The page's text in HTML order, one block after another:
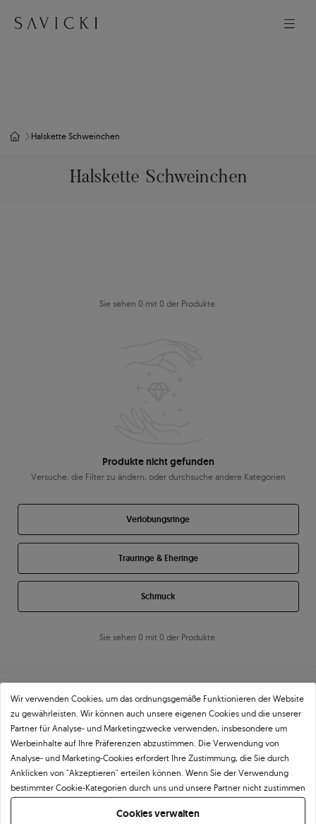
Halskette Schweinchen
Halskette Schweinchen
Sie sehen 0 mit 0 der Produkte.
Produkte nicht gefunden
Versuche, die Filter zu ändern, oder durchsuche andere Kategorien
Verlobungsringe
Trauringe & Eheringe
Schmuck
Sie sehen 0 mit 0 der Produkte.
Über11 4845★-Bewertungen in ganz
Europa
GEPRÜFTE BEWERTUNGEN UNSERER KUNDEN
Wir verwenden Cookies, um das ordnungsgemäße Funktionieren der Website
zu gewährleisten. Wir können auch unsere eigenen Cookies und die unserer
Partner für Analyse- und Marketingzwecke verwenden, insbesondere um
Werbeinhalte auf Ihre Präferenzen abzustimmen. Die Verwendung von
Analyse- und Marketing-Cookies erfordert Ihre Zustimmung, die Sie durch
Anklicken von "Akzeptieren" erteilen können. Wenn Sie der Verwendung
bestimmter Cookie-Kategorien durch uns und unsere Partner nicht zustimmen
möchten, klicken Sie auf "Lassen Sie mich wählen" und bestimmen Sie Ihre
Präferenzen. Sie können Ihre Zustimmung jederzeit widerrufen, indem Sie
Cookies verwalten